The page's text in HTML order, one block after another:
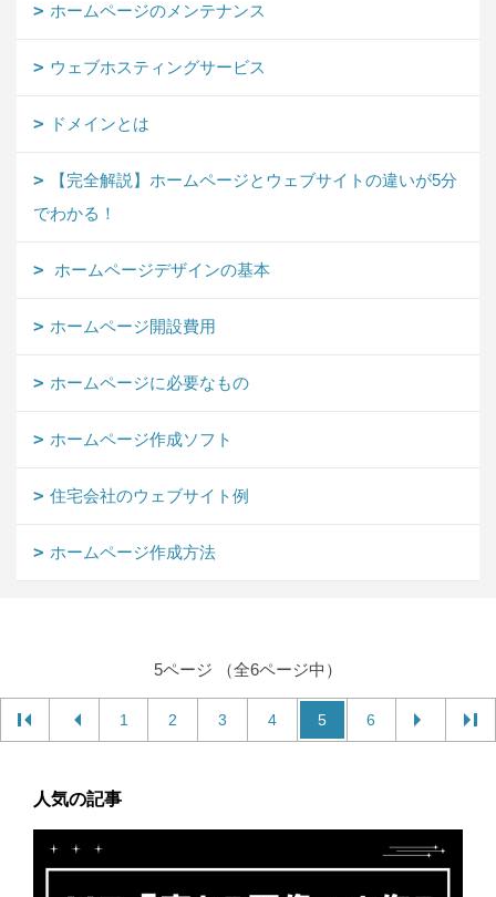
ホームページのメンテナンス
ウェブホスティングサービス
ドメインとは
【完全解説】ホームページとウェブサイトの違いが5分
でわかる！
ホームページデザインの基本
ホームページ開設費用
ホームページに必要なもの
ホームページ作成ソフト
住宅会社のウェブサイト例
ホームページ作成方法
5ページ （全6ページ中）
1 2 3 4 5 6
人気の記事